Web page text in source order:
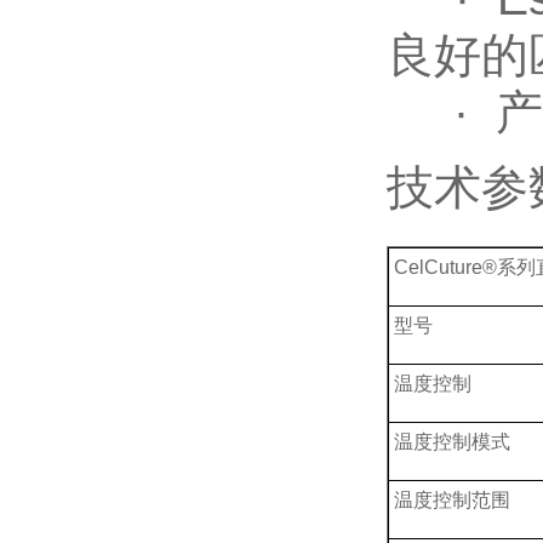
良好
· 产
技术参
CelCuture®系列
型号
温度控制
温度控制模式
温度控制范围